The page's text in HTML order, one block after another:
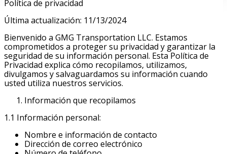
Política de privacidad
Última actualización: 11/13/2024
Bienvenido a GMG Transportation LLC. Estamos
comprometidos a proteger su privacidad y garantizar la
seguridad de su información personal. Esta Política de
Privacidad explica cómo recopilamos, utilizamos,
divulgamos y salvaguardamos su información cuando
usted utiliza nuestros servicios.
Información que recopilamos
1.1 Información personal:
Nombre e información de contacto
Dirección de correo electrónico